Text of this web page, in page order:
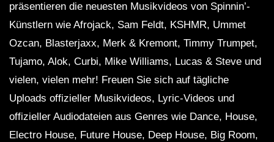
präsentieren die neuesten Musikvideos von Spinnin’-
Künstlern wie Afrojack, Sam Feldt, KSHMR, Ummet
Ozcan, Blasterjaxx, Merk & Kremont, Timmy Trumpet,
Tujamo, Alok, Curbi, Mike Williams, Lucas & Steve und
vielen, vielen mehr! Freuen Sie sich auf tägliche
Uploads offizieller Musikvideos, Lyric-Videos und
offizieller Audiodateien aus Genres wie Dance, House,
Electro House, Future House, Deep House, Big Room,